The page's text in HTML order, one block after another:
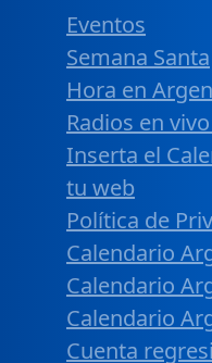
Eventos
Semana Santa
Hora en
Radios en
Inserta el
tu web
Política de
Calendario
Calendario
Calendario
Cuenta